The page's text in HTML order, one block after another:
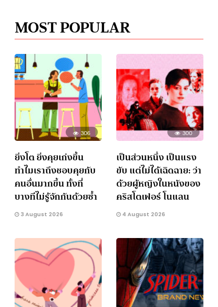
MOST POPULAR
306
ยิ่งโต ยิ่งคุยเก่งขึ้น
ทำไมเราถึงชอบคุยกับ
คนอื่นมากขึ้น ทั้งที่
บางทีไม่รู้จักกันด้วยซ้ำ
3 August 2026
300
เป็นส่วนหนึ่ง เป็นแรง
ขับ แต่ไม่ได้เฉิดฉาย: ว่า
ด้วยผู้หญิงในหนังของ
คริสโตเฟอร์ โนแลน
4 August 2026